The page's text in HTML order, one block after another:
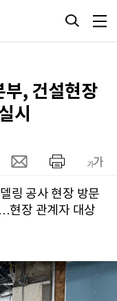
부, 건설현장
시
링 공사 현장 방문
현장 관계자 대상